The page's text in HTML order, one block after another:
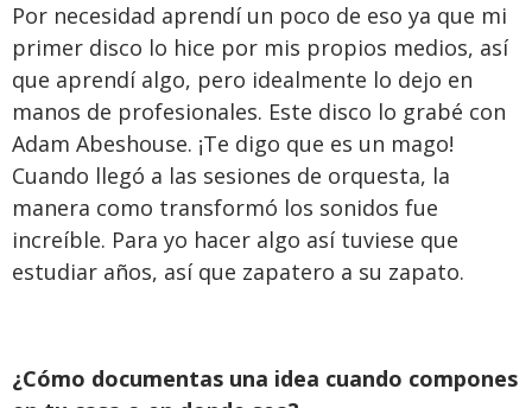
Por necesidad aprendí un poco de eso ya que mi
primer disco lo hice por mis propios medios, así
que aprendí algo, pero idealmente lo dejo en
manos de profesionales. Este disco lo grabé con
Adam Abeshouse. ¡Te digo que es un mago!
Cuando llegó a las sesiones de orquesta, la
manera como transformó los sonidos fue
increíble. Para yo hacer algo así tuviese que
estudiar años, así que zapatero a su zapato.
¿Cómo documentas una idea cuando compones